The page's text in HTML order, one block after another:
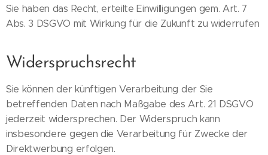
Sie haben das Recht, erteilte Einwilligungen gem. Art. 7
Abs. 3 DSGVO mit Wirkung für die Zukunft zu widerrufen
Widerspruchsrecht
Sie können der künftigen Verarbeitung der Sie
betreffenden Daten nach Maßgabe des Art. 21 DSGVO
jederzeit widersprechen. Der Widerspruch kann
insbesondere gegen die Verarbeitung für Zwecke der
Direktwerbung erfolgen.